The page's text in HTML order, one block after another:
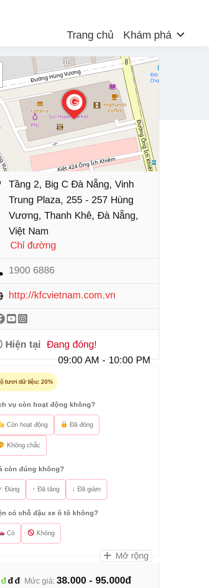
Trang chủ Khám phá
Tầng 2, Big C Đà Nẵng, Vinh
Trung Plaza, 255 - 257 Hùng
Vương, Thanh Khê, Đà Nẵng,
Việt Nam
Chỉ đường
1900 6886
http://kfcvietnam.com.vn
Hiện tại
Đang đóng!
09:00 AM - 10:00 PM
tươi dữ liệu: 20%
vụ còn hoạt động không?
Còn hoạt động Đã đóng
Không chắc
còn đúng không?
Đúng ↑ Đã tăng ↓ Đã giảm
có chỗ đậu xe ô tô không?
Có Không
Mở rộng
đđđ Mức giá: 38.000 - 95.000đ